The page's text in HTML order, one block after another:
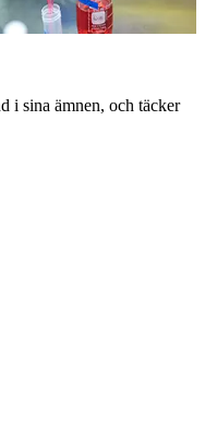
i sina ämnen, och täcker